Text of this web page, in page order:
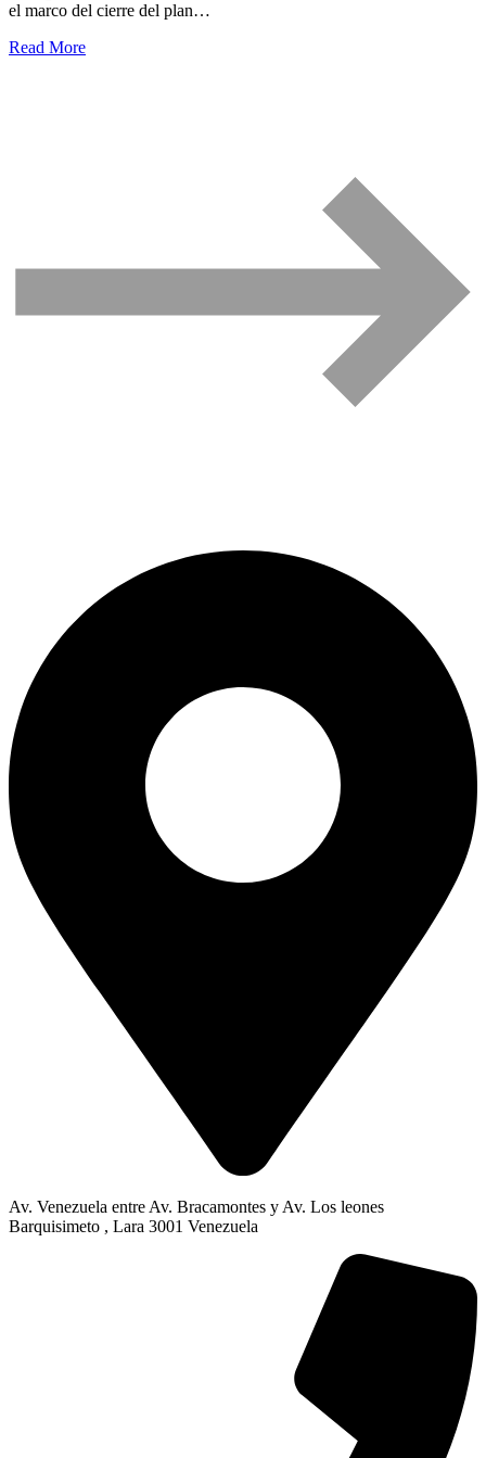
el marco del cierre del plan…
Read More
Av. Venezuela entre Av. Bracamontes y Av. Los leones
Barquisimeto , Lara 3001 Venezuela